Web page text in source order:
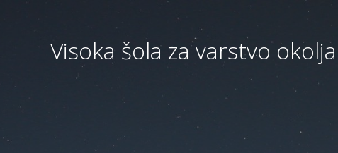
Visoka šola za varstvo okolja